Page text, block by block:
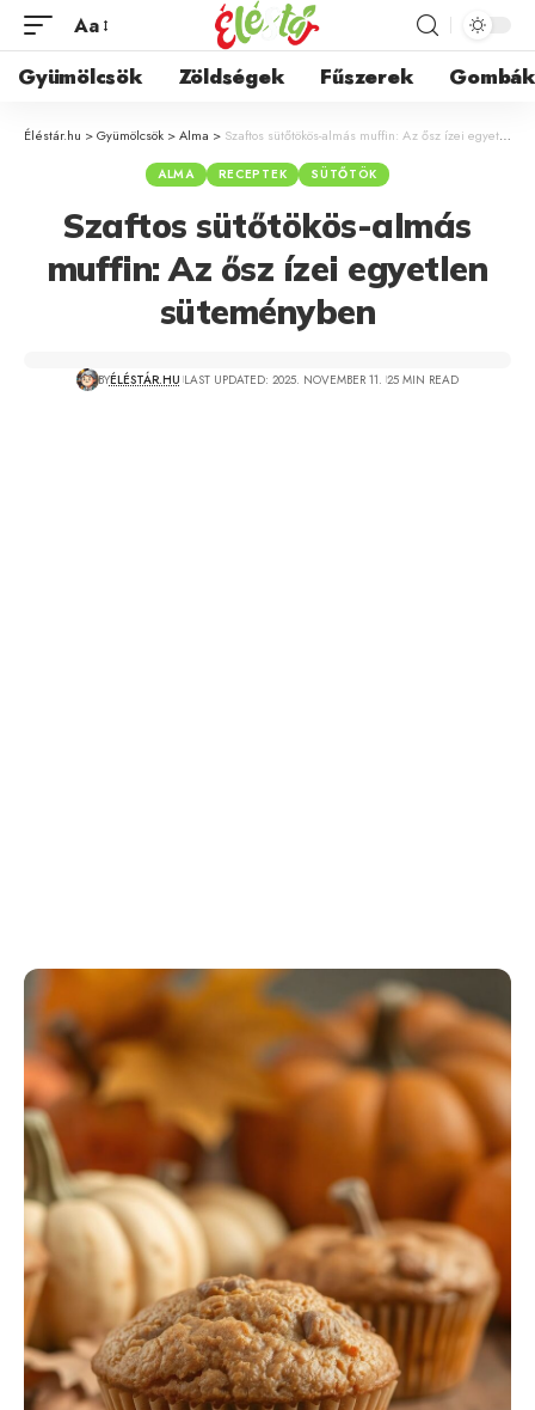
Aa
Gyümölcsök Zöldségek Fűszerek Gombák
Éléstár.hu >Gyümölcsök >Alma > Szaftos sütőtökös-almás muffin: Az ősz ízei egyetlen süteményben
ALMA RECEPTEK SÜTŐTÖK
Szaftos sütőtökös-almás
muffin: Az ősz ízei egyetlen
süteményben
BYÉLÉSTÁR.HU LAST UPDATED: 2025. NOVEMBER 11. 25 MIN READ